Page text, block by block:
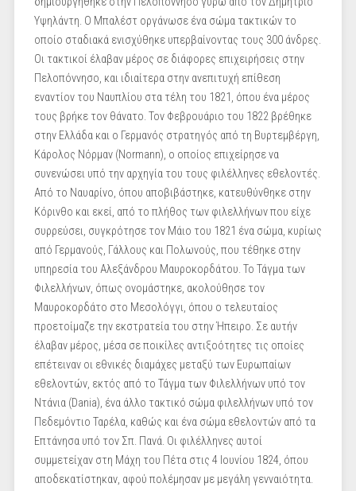
Υψηλάντη. Ο Μπαλέστ οργάνωσε ένα σώμα τακτικών το
οποίο σταδιακά ενισχύθηκε υπερβαίνοντας τους 300 άνδρες.
Οι τακτικοί έλαβαν μέρος σε διάφορες επιχειρήσεις στην
Πελοπόννησο, και ιδιαίτερα στην ανεπιτυχή επίθεση
εναντίον του Ναυπλίου στα τέλη του 1821, όπου ένα μέρος
τους βρήκε τον θάνατο. Τον Φεβρουάριο του 1822 βρέθηκε
στην Ελλάδα και ο Γερμανός στρατηγός από τη Βυρτεμβέργη,
Κάρολος Νόρμαν (Νοrmann), ο οποίος επιχείρησε να
συνενώσει υπό την αρχηγία του τους φιλέλληνες εθελοντές.
Από το Ναυαρίνο, όπου αποβιβάστηκε, κατευθύνθηκε στην
Κόρινθο και εκεί, από το πλήθος των φιλελλήνων που είχε
συρρεύσει, συγκρότησε τον Μάιο του 1821 ένα σώμα, κυρίως
από Γερμανούς, Γάλλους και Πολωνούς, που τέθηκε στην
υπηρεσία του Αλεξάνδρου Μαυροκορδάτου. Το Τάγμα των
Φιλελλήνων, όπως ονομάστηκε, ακολούθησε τον
Μαυροκορδάτο στο Μεσολόγγι, όπου ο τελευταίος
προετοίμαζε την εκστρατεία του στην Ήπειρο. Σε αυτήν
έλαβαν μέρος, μέσα σε ποικίλες αντιξοότητες τις οποίες
επέτειναν οι εθνικές διαμάχες μεταξύ των Ευρωπαίων
εθελοντών, εκτός από το Τάγμα των Φιλελλήνων υπό τον
Ντάνια (Dania), ένα άλλο τακτικό σώμα φιλελλήνων υπό τον
Πεδεμόντιο Ταρέλα, καθώς και ένα σώμα εθελοντών από τα
Επτάνησα υπό τον Σπ. Πανά. Οι φιλέλληνες αυτοί
συμμετείχαν στη Μάχη του Πέτα στις 4 Ιουνίου 1824, όπου
αποδεκατίστηκαν, αφού πολέμησαν με μεγάλη γενναιότητα.